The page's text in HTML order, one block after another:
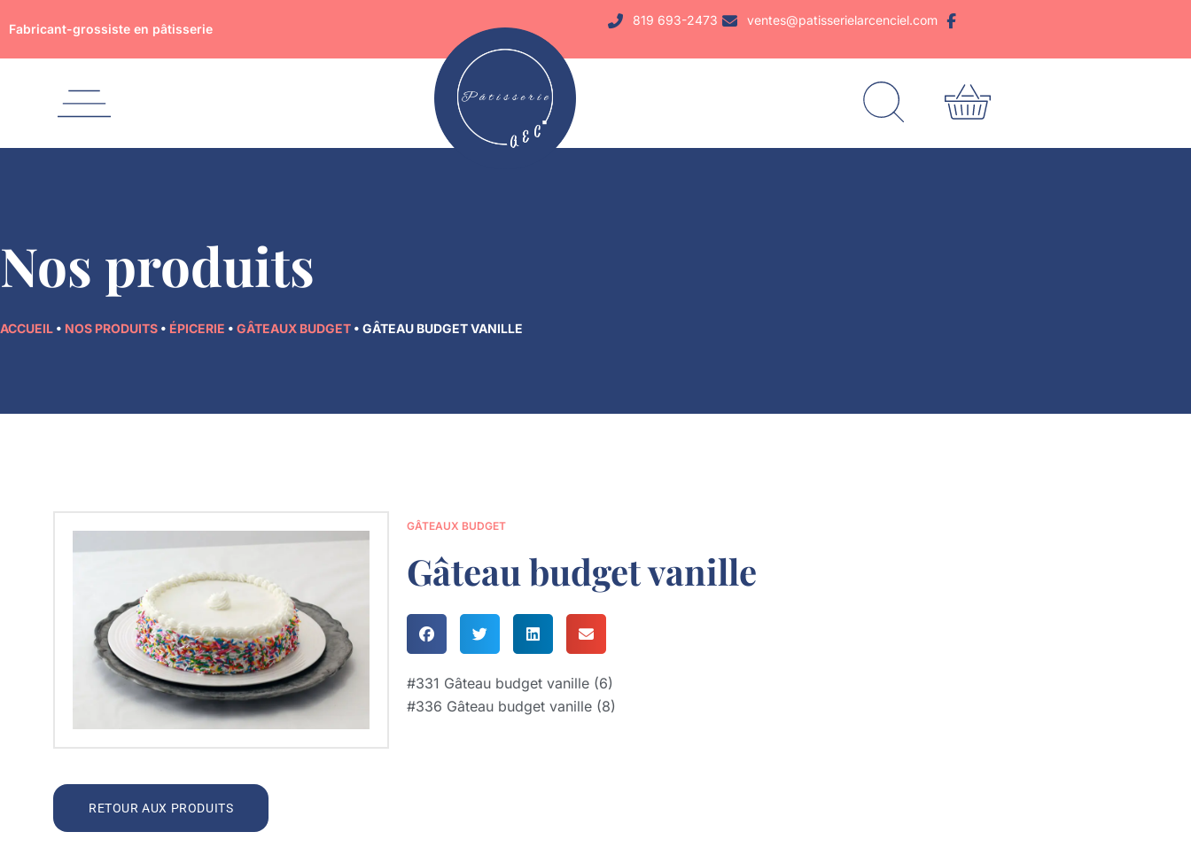
au
contenu
Fabricant-grossiste en pâtisserie
819 693-2473 ventes@patisserielarcenciel.com
Nos produits
ACCUEIL • NOS PRODUITS • ÉPICERIE • GÂTEAUX BUDGET • GÂTEAU BUDGET VANILLE
RETOUR AUX PRODUITS
GÂTEAUX BUDGET
Gâteau budget vanille
#331 Gâteau budget vanille (6)
#336 Gâteau budget vanille (8)